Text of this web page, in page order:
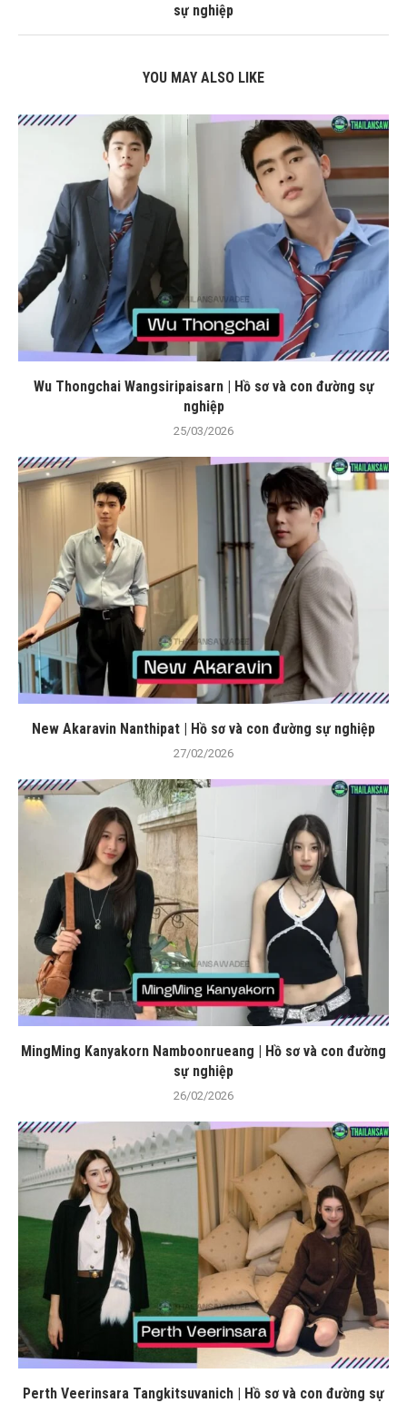
sự nghiệp
YOU MAY ALSO LIKE
Wu Thongchai Wangsiripaisarn | Hồ sơ và con đường sự
nghiệp
25/03/2026
New Akaravin Nanthipat | Hồ sơ và con đường sự nghiệp
27/02/2026
MingMing Kanyakorn Namboonrueang | Hồ sơ và con đường
sự nghiệp
26/02/2026
Perth Veerinsara Tangkitsuvanich | Hồ sơ và con đường sự